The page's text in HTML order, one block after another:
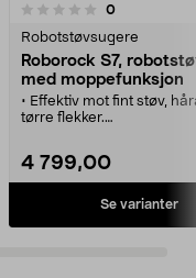
0anmeldelser
Robotstøvsugere
Roborock S7,
med moppefunksjon
• Effektiv mot fint støv,
tørre flekker.
som passer deg.
• Robotstøvsuger som
og mopper i en og
4 799,00
Se varianter
0.0 av 5 stjerner